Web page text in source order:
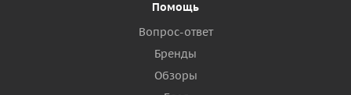
Помощь
Вопрос-ответ
Бренды
Обзоры